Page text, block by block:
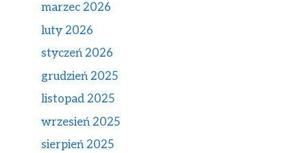
marzec 2026
luty 2026
styczeń 2026
grudzień 2025
listopad 2025
wrzesień 2025
sierpień 2025